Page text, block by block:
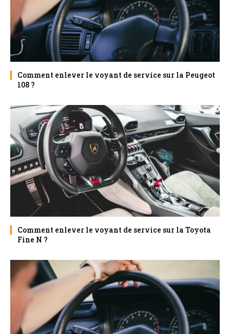
Comment enlever le voyant de service sur la Peugeot
108 ?
Comment enlever le voyant de service sur la Toyota
Fine N ?